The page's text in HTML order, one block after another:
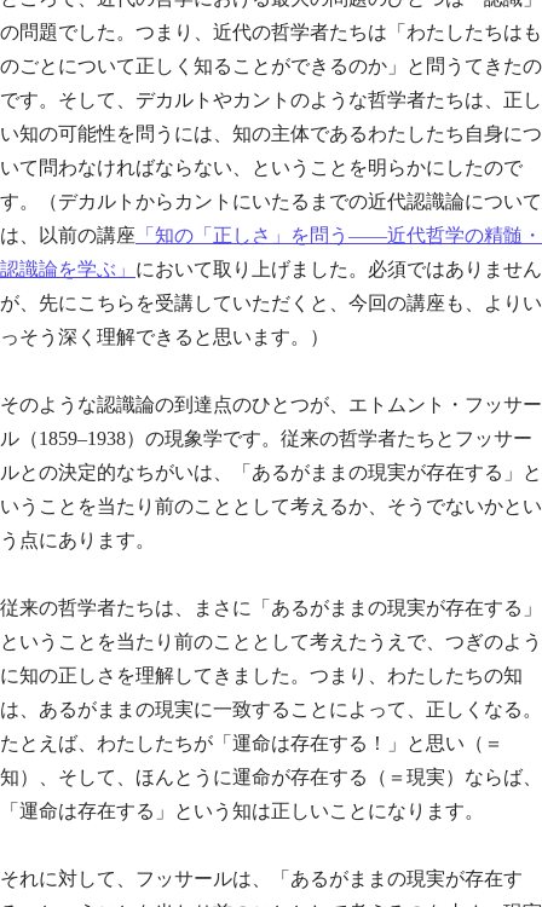
の問題でした。つまり、近代の哲学者たちは「わたしたちはも
のごとについて正しく知ることができるのか」と問うてきたの
です。そして、デカルトやカントのような哲学者たちは、正し
い知の可能性を問うには、知の主体であるわたしたち自身につ
いて問わなければならない、ということを明らかにしたので
す。（デカルトからカントにいたるまでの近代認識論について
は、以前の講座 「知の「正しさ」を問う——近代哲学の精髄・
認識論を学ぶ」 において取り上げました。必須ではありません
が、先にこちらを受講していただくと、今回の講座も、よりい
っそう深く理解できると思います。）
そのような認識論の到達点のひとつが、エトムント・フッサー
ル（1859–1938）の現象学です。従来の哲学者たちとフッサー
ルとの決定的なちがいは、「あるがままの現実が存在する」と
いうことを当たり前のこととして考えるか、そうでないかとい
う点にあります。
従来の哲学者たちは、まさに「あるがままの現実が存在する」
ということを当たり前のこととして考えたうえで、つぎのよう
に知の正しさを理解してきました。つまり、わたしたちの知
は、あるがままの現実に一致することによって、正しくなる。
たとえば、わたしたちが「運命は存在する！」と思い（＝
知）、そして、ほんとうに運命が存在する（＝現実）ならば、
「運命は存在する」という知は正しいことになります。
それに対して、フッサールは、「あるがままの現実が存在す